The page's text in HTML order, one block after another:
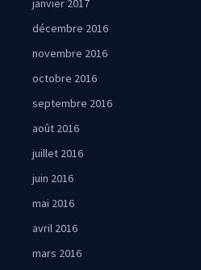
janvier 2017
décembre 2016
novembre 2016
octobre 2016
septembre 2016
août 2016
juillet 2016
juin 2016
mai 2016
avril 2016
mars 2016